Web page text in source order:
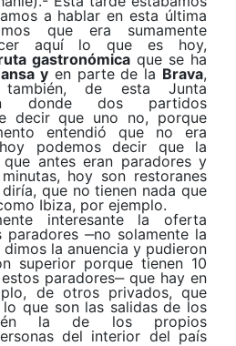
a hablar en esta última
que era sumamente
aquí lo que es hoy,
gastronómica que se ha
y en parte de la Brava,
de esta Junta
donde dos partidos
decir que uno no, porque
entendió que no era
podemos decir que la
antes eran paradores y
hoy son restoranes
que no tienen nada que
Ibiza, por ejemplo.
interesante la oferta
‒no solamente la
la anuencia y pudieron
superior porque tienen 10
paradores‒ que hay en
de otros privados, que
lo que son las salidas de los
la de los propios
del interior del país